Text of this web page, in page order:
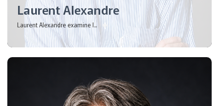
Laurent Alexandre
Laurent Alexandre examine l...